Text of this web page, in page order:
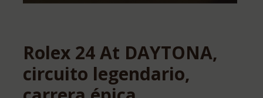
Rolex 24 At DAYTONA,
circuito legendario,